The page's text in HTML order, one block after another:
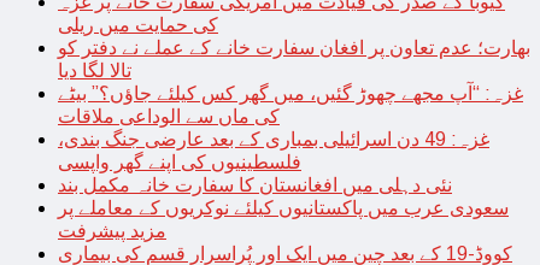
کی حمایت میں ریلی
بھارت؛ عدم تعاون پر افغان سفارت خانے کے عملے نے دفتر کو
تالا لگا دیا
غزہ: “آپ مجھے چھوڑ گئیں، میں گھر کس کیلئے جاؤں؟” بیٹے
کی ماں سے الوداعی ملاقات
غزہ: 49 دن اسرائیلی بمباری کے بعد عارضی جنگ بندی،
فلسطینیوں کی اپنے گھر واپسی
نئی دہلی میں افغانستان کا سفارت خانہ مکمل بند
سعودی عرب میں پاکستانیوں کیلئے نوکریوں کے معاملے پر
مزید پیشرفت
کووڈ-19 کے بعد چین میں ایک اور پُراسرار قسم کی بیماری